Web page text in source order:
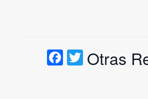
Facebook
Twitter
Otras